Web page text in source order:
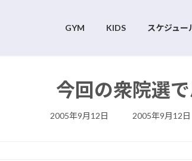
GYM KIDS スケジュー
今回の衆院選
2005年9月12日
最
終
2005年9月12日